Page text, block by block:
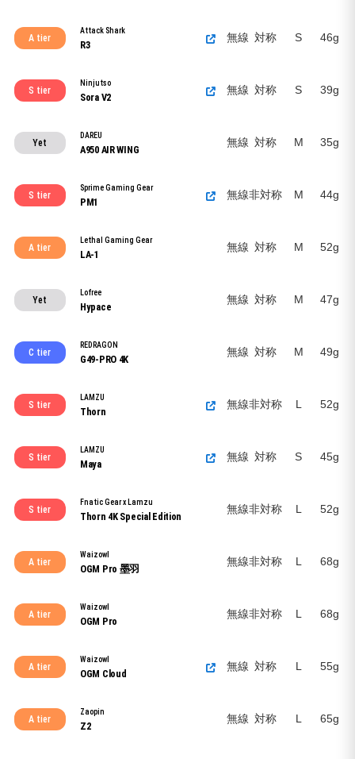
A tier
Attack Shark
R3
無線 対称 S 46g
S tier
Ninjutso
Sora V2
無線 対称 S 39g
Yet
DAREU
A950 AIR WING
無線 対称 M 35g
S tier
Sprime Gaming Gear
PM1
無線非対称 M 44g
A tier
Lethal Gaming Gear
LA-1
無線 対称 M 52g
Yet
Lofree
Hypace
無線 対称 M 47g
C tier
REDRAGON
G49-PRO 4K
無線 対称 M 49g
S tier
LAMZU
Thorn
無線非対称 L 52g
S tier
LAMZU
Maya
無線 対称 S 45g
S tier
Fnatic Gear x Lamzu
Thorn 4K Special Edition
無線非対称 L 52g
A tier
Waizowl
OGM Pro 墨羽
無線非対称 L 68g
A tier
Waizowl
OGM Pro
無線非対称 L 68g
A tier
Waizowl
OGM Cloud
無線 対称 L 55g
A tier
Zaopin
Z2
無線 対称 L 65g